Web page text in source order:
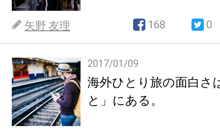
矢野 友理 168 0
2017/01/09
海外ひとり旅の面白さ
と」にある。